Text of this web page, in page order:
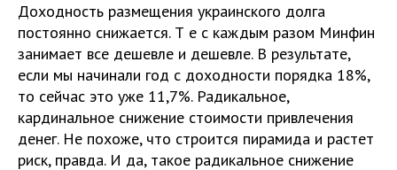
Доходность размещения украинского долга
постоянно снижается. Т е с каждым разом Минфин
занимает все дешевле и дешевле. В результате,
если мы начинали год с доходности порядка 18%,
то сейчас это уже 11,7%. Радикальное,
кардинальное снижение стоимости привлечения
денег. Не похоже, что строится пирамида и растет
риск, правда. И да, такое радикальное снижение